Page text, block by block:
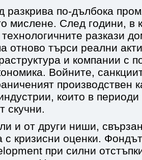
разкрива по-дълбока
мислене. След години, в
разкази
отново търси реални
и компании с
Войните,
производствен
които в периоди
скучни.
и от други ниши,
с кризисни оценки.
при силни